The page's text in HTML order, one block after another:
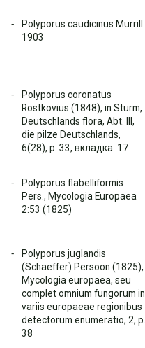
Polyporus caudicinus Murrill
1903
Polyporus coronatus
Rostkovius (1848), in Sturm,
Deutschlands flora, Abt. III,
die pilze Deutschlands,
6(28), p. 33, вкладка. 17
Polyporus flabelliformis
Pers., Mycologia Europaea
2:53 (1825)
Polyporus juglandis
(Schaeffer) Persoon (1825),
Mycologia europaea, seu
complet omnium fungorum in
variis europaeae regionibus
detectorum enumeratio, 2, p.
38